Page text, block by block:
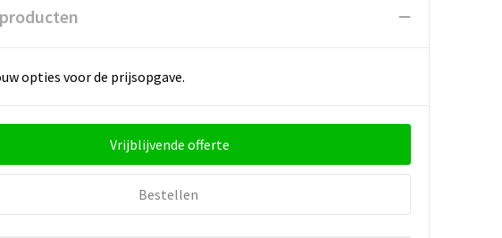
opties voor de prijsopgave.
Vrijblijvende offerte
Bestellen